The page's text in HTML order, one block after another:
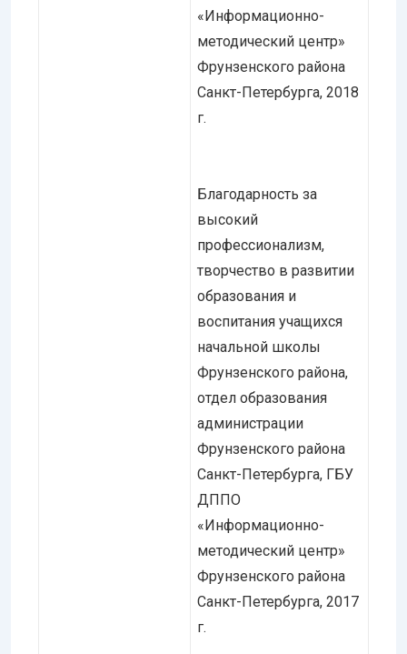
«Информационно-
методический центр»
Фрунзенского района
Санкт-Петербурга, 2018
г.
Благодарность за
высокий
профессионализм,
творчество в развитии
образования и
воспитания учащихся
начальной школы
Фрунзенского района,
отдел образования
администрации
Фрунзенского района
Санкт-Петербурга, ГБУ
ДППО
«Информационно-
методический центр»
Фрунзенского района
Санкт-Петербурга, 2017
г.